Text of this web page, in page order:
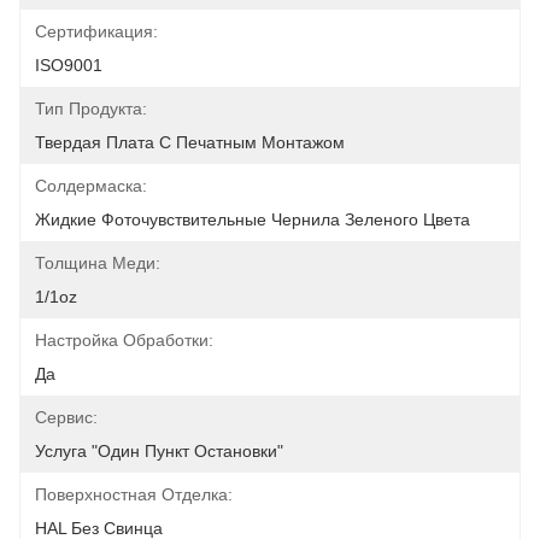
Сертификация:
ISO9001
Тип Продукта:
Твердая Плата С Печатным Монтажом
Солдермаска:
Жидкие Фоточувствительные Чернила Зеленого Цвета
Толщина Меди:
1/1oz
Настройка Обработки:
Да
Сервис:
Услуга "Один Пункт Остановки"
Поверхностная Отделка:
HAL Без Свинца